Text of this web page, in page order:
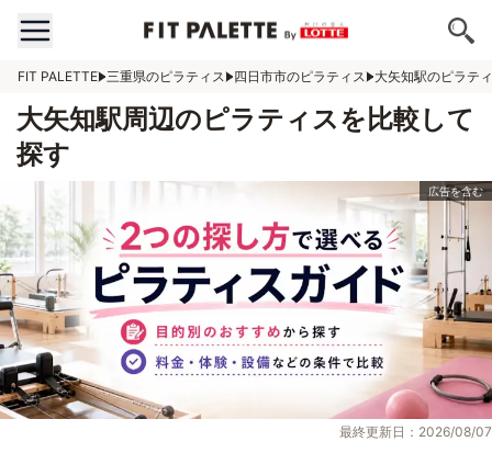
FIT PALETTE 三重県のピラティス 四日市市のピラティス 大矢知駅のピラテ
大矢知駅周辺のピラティスを比較して
探す
最終更新日：2026/08/07